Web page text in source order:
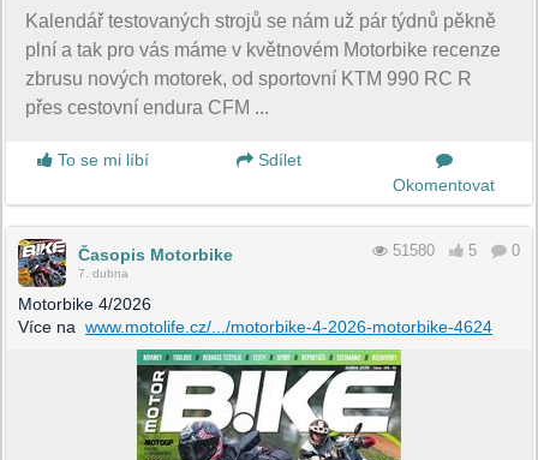
Kalendář testovaných strojů se nám už pár týdnů pěkně
plní a tak pro vás máme v květnovém Motorbike recenze
zbrusu nových motorek, od sportovní KTM 990 RC R
přes cestovní endura CFM ...
To se mi líbí
Sdílet
Okomentovat
Časopis Motorbike
7. dubna
51580 5 0
Motorbike 4/2026
Více na www.motolife.cz/.../motorbike-4-2026-motorbike-4624